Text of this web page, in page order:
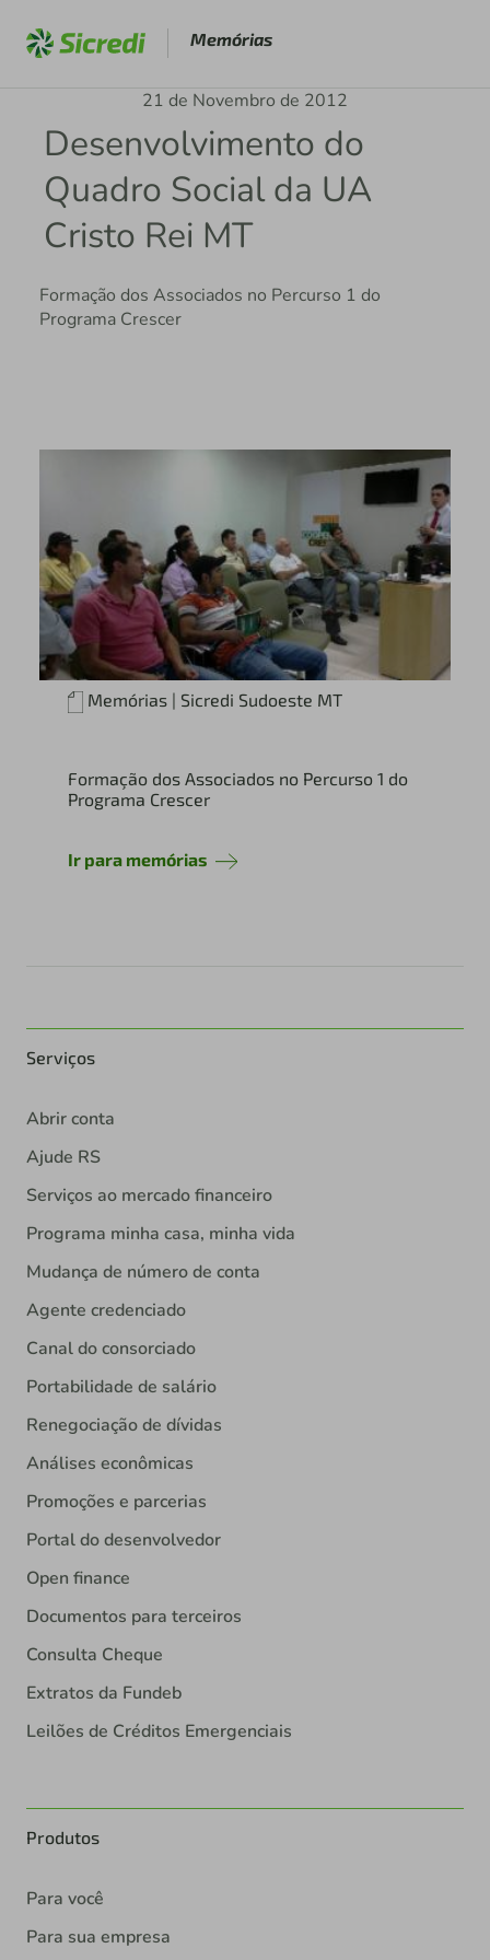
Memórias
21 de Novembro de 2012
Desenvolvimento do
Quadro Social da UA
Cristo Rei MT
Formação dos Associados no Percurso 1 do
Programa Crescer
Memórias | Sicredi Sudoeste MT
Formação dos Associados no Percurso 1 do
Programa Crescer
Ir para memórias
Serviços
Abrir conta
Ajude RS
Serviços ao mercado financeiro
Programa minha casa, minha vida
Mudança de número de conta
Agente credenciado
Canal do consorciado
Portabilidade de salário
Renegociação de dívidas
Análises econômicas
Promoções e parcerias
Portal do desenvolvedor
Open finance
Documentos para terceiros
Consulta Cheque
Extratos da Fundeb
Leilões de Créditos Emergenciais
Produtos
Para você
Para sua empresa